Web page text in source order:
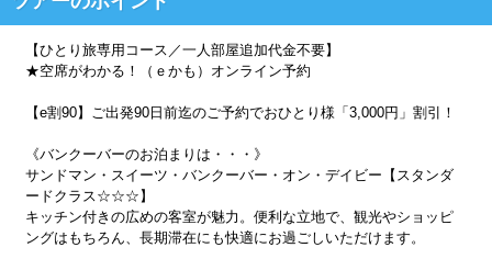
【ひとり旅専用コース／一人部屋追加代金不要】
★空席がわかる！（ｅかも）オンライン予約
【e割90】ご出発90日前迄のご予約でおひとり様「3,000円」割引！
《バンクーバーのお泊まりは・・・》
サンドマン・スイーツ・バンクーバー・オン・デイビー【スタンダ
ードクラス☆☆☆】
キッチン付きの広めの客室が魅力。便利な立地で、観光やショッピ
ングはもちろん、長期滞在にも快適にお過ごしいただけます。